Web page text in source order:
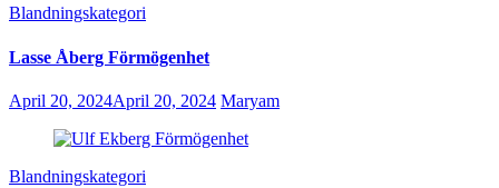
Blandningskategori
Lasse Åberg Förmögenhet
April 20, 2024April 20, 2024 Maryam
Blandningskategori